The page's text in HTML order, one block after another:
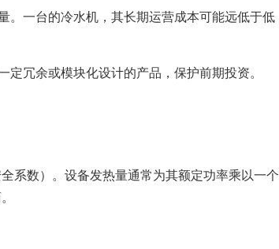
。一台的冷水机，其长期运营成本可能远低于低
冗余或模块化设计的产品，保护前期投资。
系数）。设备发热量通常为其额定功率乘以一个